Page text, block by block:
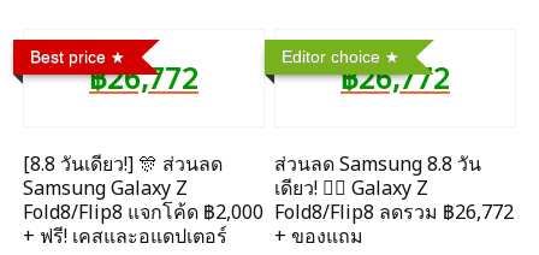
Best price
฿26,772
[8.8 วันเดียว!] 🎊 ส่วนลด
Samsung Galaxy Z
Fold8/Flip8 แจกโค้ด ฿2,000
+ ฟรี! เคสและอแดปเตอร์
Editor choice
฿26,772
ส่วนลด Samsung 8.8 วัน
เดียว! ❤️‍🔥 Galaxy Z
Fold8/Flip8 ลดรวม ฿26,772
+ ของแถม